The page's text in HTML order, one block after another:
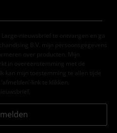
nieuwsbrief te ontvangen en ga
B.V. mijn persoonsgegevens
over producten. Mijn
in overeenstemming met de
. Ik kan mijn toestemming te allen tijde
link te klikken.